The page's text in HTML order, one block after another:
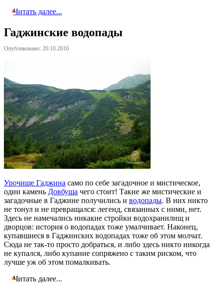
Читать далее...
Гаджинские водопады
Опубликовано: 20.10.2016
Урочище Гаджина само по себе загадочное и мистическое,
один камень Довбуша чего стоит! Такие же мистические и
загадочные в Гаджине получились и водопады. В них никто
не тонул и не превращался: легенд, связанных с ними, нет.
Здесь не намечались никакие стройки водохранилищ и
дворцов: история о водопадах тоже умалчивает. Наконец,
купавшиеся в Гаджинских водопадах тоже об этом молчат.
Сюда не так-то просто добраться, и либо здесь никто никогда
не купался, либо купание сопряжено с таким риском, что
лучше уж об этом помалкивать.
Читать далее...